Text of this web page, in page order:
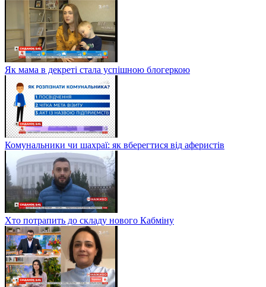
Як мама в декреті стала успішною блогеркою
Комунальники чи шахраї: як вберегтися від аферистів
Хто потрапить до складу нового Кабміну